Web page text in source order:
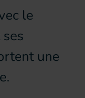
le
une